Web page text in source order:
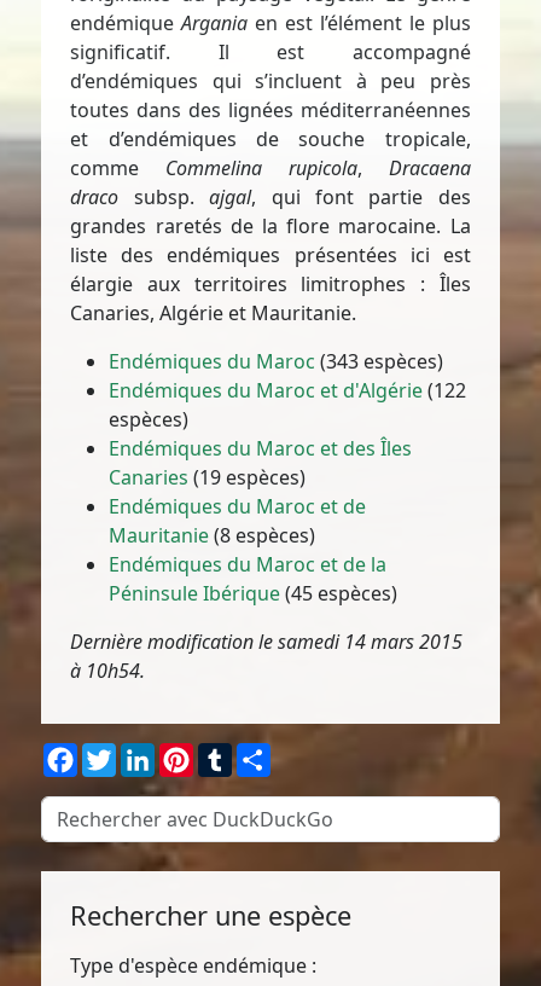
endémiqueArgania en est l’élément le plus
significatif. Il est accompagné
d’endémiques qui s’incluent à peu près
toutes dans des lignées méditerranéennes
et d’endémiques de souche tropicale,
comme Commelina rupicola, Dracaena
draco subsp.ajgal, qui font partie des
grandes raretés de la flore marocaine. La
liste des endémiques présentées ici est
élargie aux territoires limitrophes : Îles
Canaries, Algérie et Mauritanie.
Endémiques du Maroc (343 espèces)
Endémiques du Maroc et d'Algérie(122
espèces)
Endémiques du Maroc et des Îles
Canaries (19 espèces)
Endémiques du Maroc et de
Mauritanie(8 espèces)
Endémiques du Maroc et de la
Péninsule Ibérique(45 espèces)
Dernière modification le samedi 14 mars 2015
à 10h54.
Facebook
TwitterLinkedInPinterest
Tumblr
Rechercher une espèce
Type d'espèce endémique :